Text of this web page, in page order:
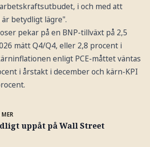
i och med att
betydligt lägre".
pekar på en BNP-tillväxt på 2,5
mätt Q4/Q4, eller 2,8 procent i
enligt PCE-måttet väntas
i årstakt i december och kärn-KPI
uppåt på Wall Street